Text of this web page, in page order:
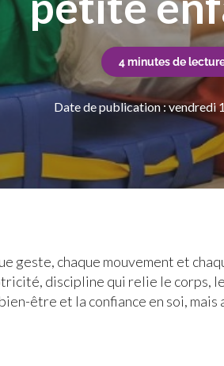
4 minutes de
Date de publication : vendredi
geste, chaque mouvement et
discipline qui relie le corps,
être et la confiance en soi,